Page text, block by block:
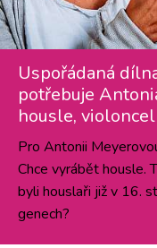
Uspořádaná
potřebuje
housle,
Pro Antonii
Chce vyrábět housle.
byli houslaři již v 16.
genech?